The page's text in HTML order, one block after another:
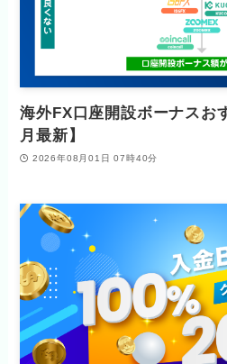
海外FX口座開設ボーナスお
月最新】
2026年08月01日 07時40分